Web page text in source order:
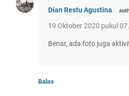
Dian Restu Agustina
19 Oktober 2020 pukul
Benar, ada foto juga
Balas